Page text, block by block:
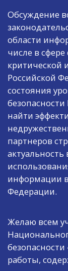
Обсуждение
области
числе в
критической
Российской
состояния
найти
партнеров
информации
Федерации.
Желаю всем
работы,